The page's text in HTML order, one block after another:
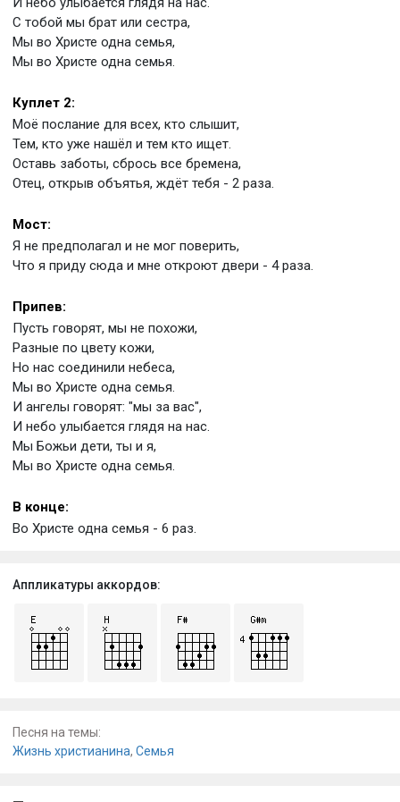
С тобой мы брат или сестра,
Мы во Христе одна семья,
Мы во Христе одна семья.
Куплет 2:
Моё послание для всех, кто слышит,
Тем, кто уже нашёл и тем кто ищет.
Оставь заботы, сбрось все бремена,
Отец, открыв объятья, ждёт тебя - 2 раза.
Мост:
Я не предполагал и не мог поверить,
Что я приду сюда и мне откроют двери - 4 раза.
Припев:
Пусть говорят, мы не похожи,
Разные по цвету кожи,
Но нас соединили небеса,
Мы во Христе одна семья.
И ангелы говорят: "мы за вас",
И небо улыбается глядя на нас.
Мы Божьи дети, ты и я,
Мы во Христе одна семья.
В конце:
Во Христе одна семья - 6 раз.
Аппликатуры аккордов:
Песня на темы:
Жизнь христианина, Семья